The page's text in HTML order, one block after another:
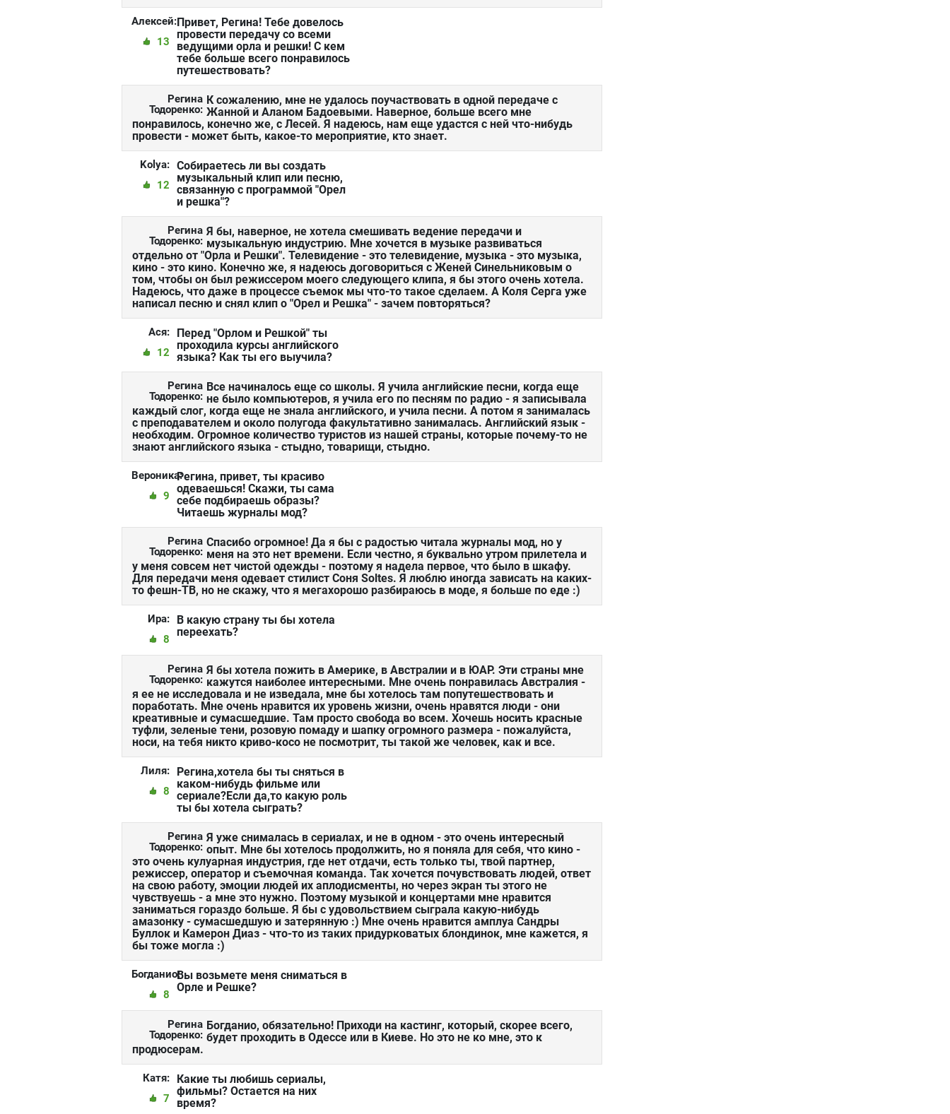
Алексей:
13
Привет, Регина! Тебе довелось
провести передачу со всеми
ведущими орла и решки! С кем
тебе больше всего понравилось
путешествовать?
Регина
Тодоренко:
К сожалению, мне не удалось поучаствовать в одной передаче с
Жанной и Аланом Бадоевыми. Наверное, больше всего мне
понравилось, конечно же, с Лесей. Я надеюсь, нам еще удастся с ней что-нибудь
провести - может быть, какое-то мероприятие, кто знает.
Kolya:
12
Собираетесь ли вы создать
музыкальный клип или песню,
связанную с программой "Орел
и решка"?
Регина
Тодоренко:
Я бы, наверное, не хотела смешивать ведение передачи и
музыкальную индустрию. Мне хочется в музыке развиваться
отдельно от "Орла и Решки". Телевидение - это телевидение, музыка - это музыка,
кино - это кино. Конечно же, я надеюсь договориться с Женей Синельниковым о
том, чтобы он был режиссером моего следующего клипа, я бы этого очень хотела.
Надеюсь, что даже в процессе съемок мы что-то такое сделаем. А Коля Серга уже
написал песню и снял клип о "Орел и Решка" - зачем повторяться?
Ася:
12
Перед "Орлом и Решкой" ты
проходила курсы английского
языка? Как ты его выучила?
Регина
Тодоренко:
Все начиналось еще со школы. Я учила английские песни, когда еще
не было компьютеров, я учила его по песням по радио - я записывала
каждый слог, когда еще не знала английского, и учила песни. А потом я занималась
с преподавателем и около полугода факультативно занималась. Английский язык -
необходим. Огромное количество туристов из нашей страны, которые почему-то не
знают английского языка - стыдно, товарищи, стыдно.
Вероника:
9
Регина, привет, ты красиво
одеваешься! Скажи, ты сама
себе подбираешь образы?
Читаешь журналы мод?
Регина
Тодоренко:
Спасибо огромное! Да я бы с радостью читала журналы мод, но у
меня на это нет времени. Если честно, я буквально утром прилетела и
у меня совсем нет чистой одежды - поэтому я надела первое, что было в шкафу.
Для передачи меня одевает стилист Соня Soltes. Я люблю иногда зависать на каких-
то фешн-ТВ, но не скажу, что я мегахорошо разбираюсь в моде, я больше по еде :)
Ира:
8
В какую страну ты бы хотела
переехать?
Регина
Тодоренко:
Я бы хотела пожить в Америке, в Австралии и в ЮАР. Эти страны мне
кажутся наиболее интересными. Мне очень понравилась Австралия -
я ее не исследовала и не изведала, мне бы хотелось там попутешествовать и
поработать. Мне очень нравится их уровень жизни, очень нравятся люди - они
креативные и сумасшедшие. Там просто свобода во всем. Хочешь носить красные
туфли, зеленые тени, розовую помаду и шапку огромного размера - пожалуйста,
носи, на тебя никто криво-косо не посмотрит, ты такой же человек, как и все.
Лиля:
8
Регина,хотела бы ты сняться в
каком-нибудь фильме или
сериале?Если да,то какую роль
ты бы хотела сыграть?
Регина
Тодоренко:
Я уже снималась в сериалах, и не в одном - это очень интересный
опыт. Мне бы хотелось продолжить, но я поняла для себя, что кино -
это очень кулуарная индустрия, где нет отдачи, есть только ты, твой партнер,
режиссер, оператор и съемочная команда. Так хочется почувствовать людей, ответ
на свою работу, эмоции людей их аплодисменты, но через экран ты этого не
чувствуешь - а мне это нужно. Поэтому музыкой и концертами мне нравится
заниматься гораздо больше. Я бы с удовольствием сыграла какую-нибудь
амазонку - сумасшедшую и затерянную :) Мне очень нравится амплуа Сандры
Буллок и Камерон Диаз - что-то из таких придурковатых блондинок, мне кажется, я
бы тоже могла :)
Богданио:
8
Вы возьмете меня сниматься в
Орле и Решке?
Регина
Тодоренко:
Богданио, обязательно! Приходи на кастинг, который, скорее всего,
будет проходить в Одессе или в Киеве. Но это не ко мне, это к
продюсерам.
Катя:
7
Какие ты любишь сериалы,
фильмы? Остается на них
время?